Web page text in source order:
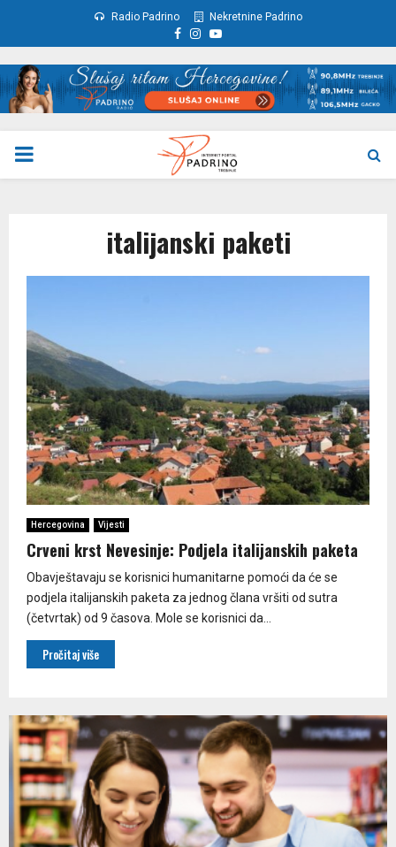
Radio Padrino Nekretnine Padrino
Facebook
Instagram
Youtube
PRIMARY
italijanski paketi
Hercegovina Vijesti
Crveni krst Nevesinje: Podjela italijanskih paketa
Obavještavaju se korisnici humanitarne pomoći da će se
podjela italijanskih paketa za jednog člana vršiti od sutra
(četvrtak) od 9 časova. Mole se korisnici da...
Pročitaj više